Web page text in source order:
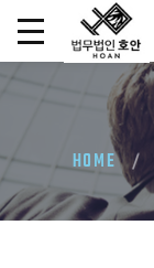
HOME